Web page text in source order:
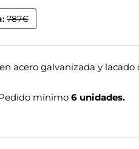
787€
acero galvanizada y lacado
mínimo 6 unidades.